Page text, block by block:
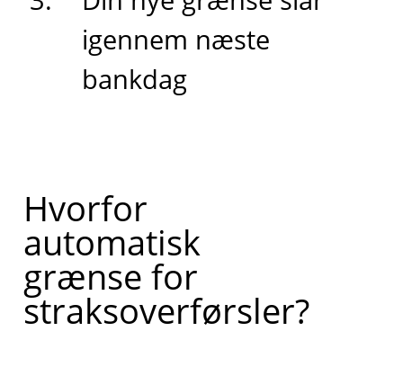
igennem næste
bankdag
Hvorfor
automatisk
grænse for
straksoverførsler?